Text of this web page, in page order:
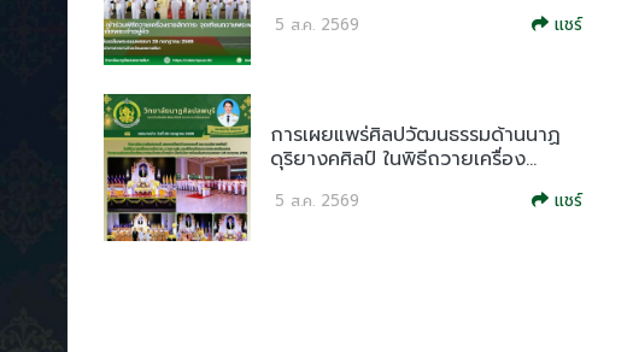
5 ส.ค. 2569 แชร์
การเผยแพร่ศิลปวัฒนธรรมด้านนาฏ
ดุริยางคศิลป์ ในพิธีถวายเครื่อง...
5 ส.ค. 2569 แชร์